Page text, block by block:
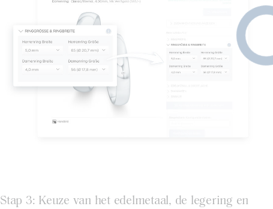
Stap 3: Keuze van het edelmetaal, de legering en